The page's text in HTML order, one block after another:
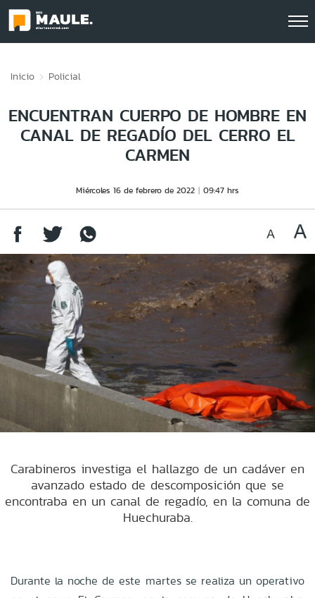
Inicio Policial
ENCUENTRAN CUERPO DE HOMBRE EN
CANAL DE REGADÍO DEL CERRO EL
CARMEN
Miércoles 16 de febrero de 2022 09:47 hrs
Carabineros investiga el hallazgo de un cadáver en
avanzado estado de descomposición que se
encontraba en un canal de regadío, en la comuna de
Huechuraba.
Durante la noche de este martes se realiza un operativo